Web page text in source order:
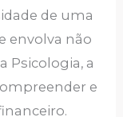
de uma
envolva não
Psicologia, a
e